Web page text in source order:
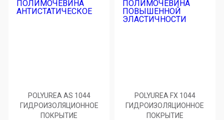
POLYUREA AS 1044
ГИДРОИЗОЛЯЦИОННОЕ
ПОКРЫТИЕ
POLYUREA FX 1044
ГИДРОИЗОЛЯЦИОННОЕ
ПОКРЫТИЕ